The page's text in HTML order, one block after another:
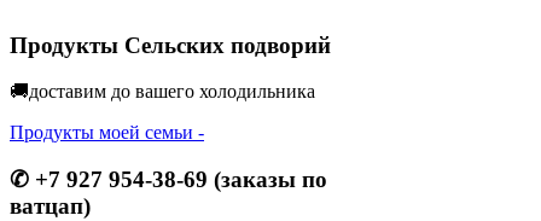
Продукты Сельских подворий
🚚доставим до вашего холодильника
Продукты моей семьи -
✆ +7 927 954-38-69 (заказы по
ватцап)